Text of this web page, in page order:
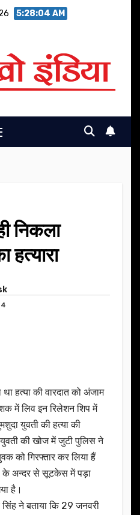
5:28:05 AM
निकला
हत्यारा
हत्या की वारदात को अंजाम
में लिव इन रिलेशन शिप में
युवती की हत्या की
की खोज में जुटी पुलिस ने
को गिरफ्तार कर लिया हैं
के अन्दर से सूटकेस में पड़ा
है।
ने बताया कि 29 जनवरी